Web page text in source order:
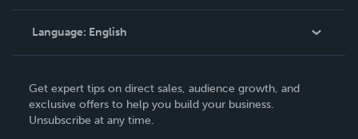
Knowledge Base
Contact Support
Language: English
Deutsch
Français
Get expert tips on direct sales, audience growth, and
exclusive offers to help you build your business.
Unsubscribe at any time.